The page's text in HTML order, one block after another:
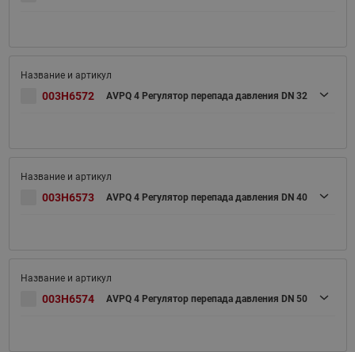
003H6572 AVPQ 4 Регулятор перепада давления DN 32
003H6573 AVPQ 4 Регулятор перепада давления DN 40
003H6574 AVPQ 4 Регулятор перепада давления DN 50